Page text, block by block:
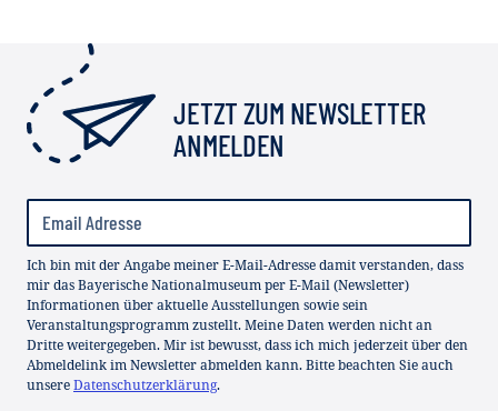
JETZT ZUM NEWSLETTER
ANMELDEN
Ich bin mit der Angabe meiner E-Mail-Adresse damit verstanden, dass
mir das Bayerische Nationalmuseum per E-Mail (Newsletter)
Informationen über aktuelle Ausstellungen sowie sein
Veranstaltungsprogramm zustellt. Meine Daten werden nicht an
Dritte weitergegeben. Mir ist bewusst, dass ich mich jederzeit über den
Abmeldelink im Newsletter abmelden kann. Bitte beachten Sie auch
unsereDatenschutzerklärung.